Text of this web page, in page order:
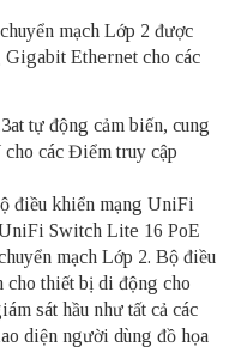
mạch Lớp 2 được
Ethernet cho các
tự động cảm biến, cung
cho các Điểm truy cập
điều khiển mạng UniFi
Switch Lite 16 PoE
mạch Lớp 2. Bộ điều
thiết bị di động cho
sát hầu như tất cả các
diện người dùng đồ họa